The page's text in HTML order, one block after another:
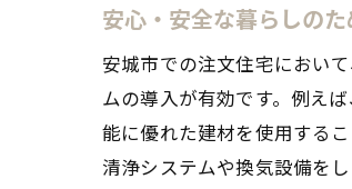
安心・安全な暮らしの
安城市での注文住宅におい
ムの導入が有効です。例え
能に優れた建材を使用する
清浄システムや換気設備を